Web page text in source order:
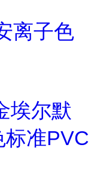
离子色
埃尔默
准PVC